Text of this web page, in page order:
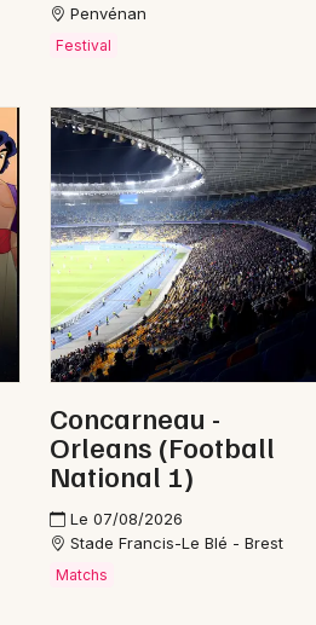
Je m'abonne
Penvénan
Festival
Concarneau -
Orleans (Football
National 1)
Le 07/08/2026
Stade Francis-Le Blé - Brest
Matchs